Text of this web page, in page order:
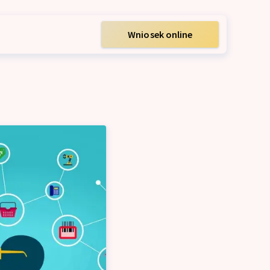
Wniosek online
firm
ZUS i US
dla firm